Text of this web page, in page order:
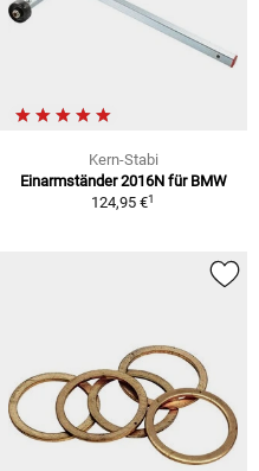
Kern-Stabi
Einarmständer 2016N für BMW
124,95 €1